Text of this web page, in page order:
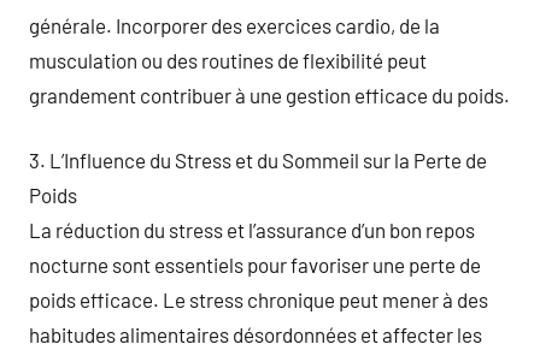
générale. Incorporer des exercices cardio, de la
musculation ou des routines de flexibilité peut
grandement contribuer à une gestion efficace du poids.
3. L’Influence du Stress et du Sommeil sur la Perte de
Poids
La réduction du stress et l’assurance d’un bon repos
nocturne sont essentiels pour favoriser une perte de
poids efficace. Le stress chronique peut mener à des
habitudes alimentaires désordonnées et affecter les